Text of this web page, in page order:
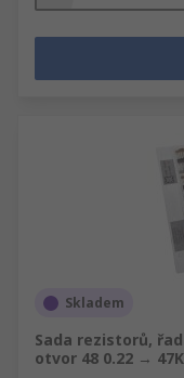
Skladem
Sada rezistorů,
otvor 48 0.22 →